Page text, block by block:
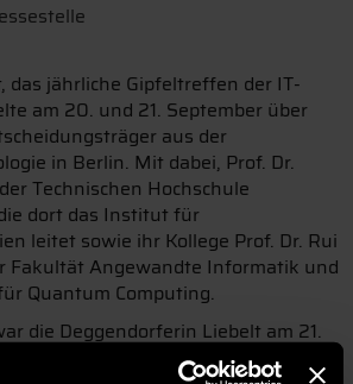
das jährliche Gipfeltreffen der IT-
am 20. und 21. September über
aus der
in Berlin. Mit dabei, Prof. Dr.
Technischen Hochschule
dort das Institut für
leitet sowie ihr Kollege Prof. Dr. Rui
Fakultät Angewandte Informatik und
Quantum Computing.
die Deggendorferin Liebelt am 21.
wie auch als Expertin während